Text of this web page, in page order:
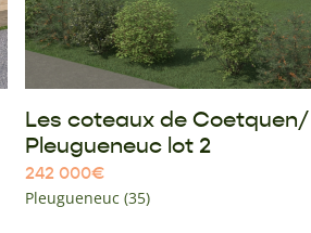
Les coteaux de Coetquen/
Pleugueneuc lot 2
242 000€
Pleugueneuc (35)